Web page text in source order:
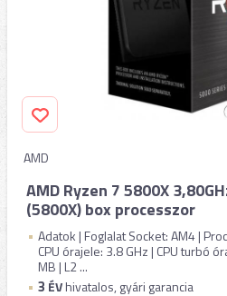
AMD
AMD Ryzen 7 5800X
(5800X) box processzor
Adatok | Foglalat Socket: AM4 |
CPU órajele: 3.8 GHz | CPU turbó
MB | L2 ...
3 ÉVhivatalos, gyári garancia